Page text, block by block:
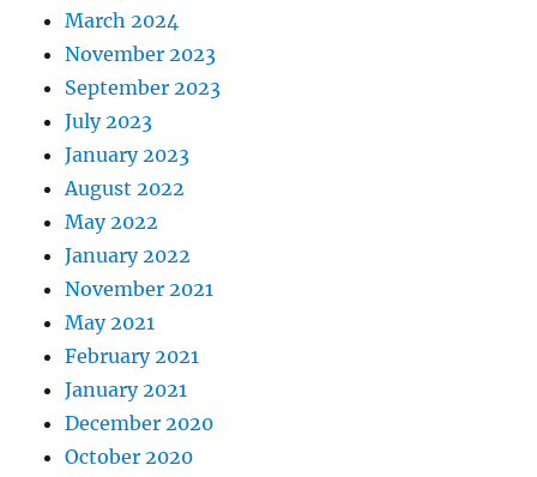
March 2024
November 2023
September 2023
July 2023
January 2023
August 2022
May 2022
January 2022
November 2021
May 2021
February 2021
January 2021
December 2020
October 2020